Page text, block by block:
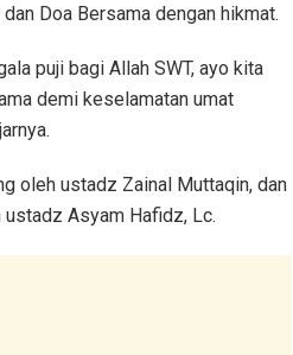
Doa Bersama dengan hikmat.
puji bagi Allah SWT, ayo kita
demi keselamatan umat
oleh ustadz Zainal Muttaqin, dan
Asyam Hafidz, Lc.